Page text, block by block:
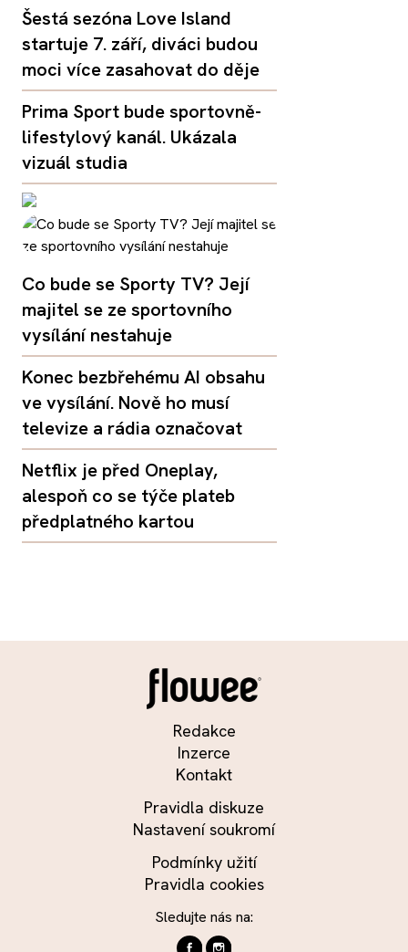
Šestá sezóna Love Island
startuje 7. září, diváci budou
moci více zasahovat do děje
Prima Sport bude sportovně-
lifestylový kanál. Ukázala
vizuál studia
Co bude se Sporty TV? Její
majitel se ze sportovního
vysílání nestahuje
Konec bezbřehému AI obsahu
ve vysílání. Nově ho musí
televize a rádia označovat
Netflix je před Oneplay,
alespoň co se týče plateb
předplatného kartou
Redakce
Inzerce
Kontakt
Pravidla diskuze
Nastavení soukromí
Podmínky užití
Pravidla cookies
Sledujte nás na: